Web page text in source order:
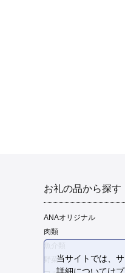
お礼の品から探す
ANAオリジナル
肉類
野菜当サイトでは、
詳細については